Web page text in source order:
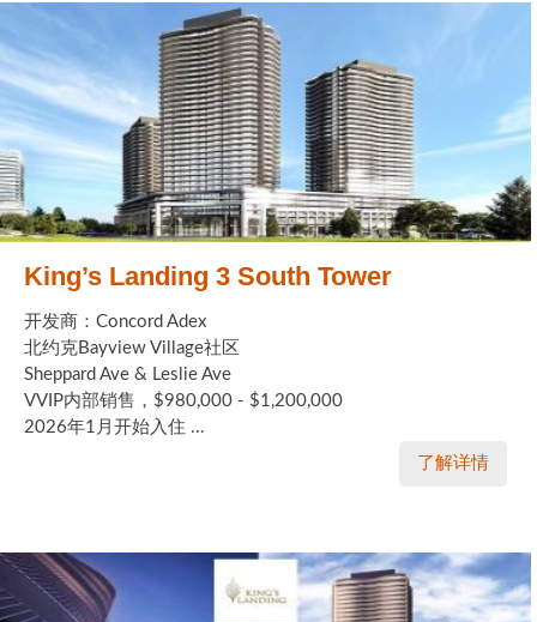
King’s Landing 3 South Tower
开发商：Concord Adex
北约克Bayview Village社区
Sheppard Ave & Leslie Ave
VVIP内部销售，$980,000 - $1,200,000
2026年1月开始入住 ...
了解详情